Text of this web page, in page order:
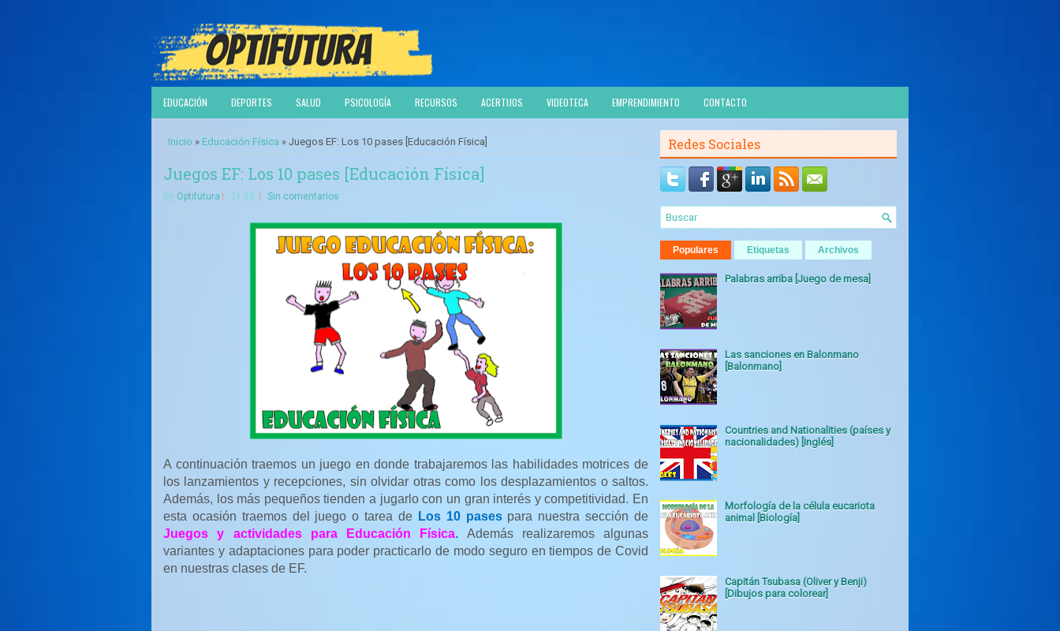
EDUCACIÓN DEPORTES SALUD PSICOLOGÍA RECURSOS ACERTIJOS VIDEOTECA EMPRENDIMIENTO CONTACTO
Inicio » Educación Física » Juegos EF: Los 10 pases [Educación Física]
Juegos EF: Los 10 pases [Educación Física]
By Optifutura 21:55 Sin comentarios
A continuación traemos un juego en donde trabajaremos las habilidades motrices de
los lanzamientos y recepciones, sin olvidar otras como los desplazamientos o saltos.
Además, los más pequeños tienden a jugarlo con un gran interés y competitividad. En
esta ocasión traemos del juego o tarea de Los 10 pasespara nuestra sección de
Juegos y actividades para Educación Física. Además realizaremos algunas
variantes y adaptaciones para poder practicarlo de modo seguro en tiempos de Covid
en nuestras clases de EF.
Redes Sociales
Populares Etiquetas Archivos
Palabras arriba [Juego de mesa]
Las sanciones en Balonmano
[Balonmano]
Countries and Nationalities (países y
nacionalidades) [Inglés]
Morfología de la célula eucariota
animal [Biología]
Capitán Tsubasa (Oliver y Benji)
[Dibujos para colorear]